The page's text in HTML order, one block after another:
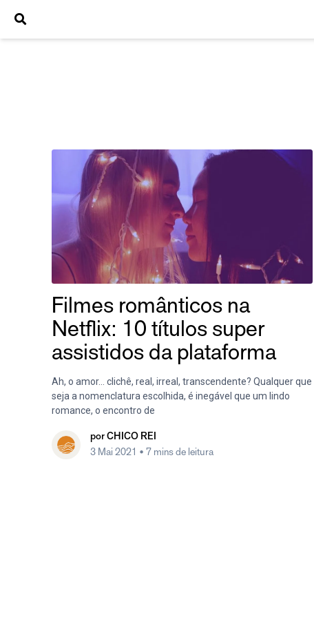
Filmes românticos na
Netflix: 10 títulos super
assistidos da plataforma
Ah, o amor… clichê, real, irreal, transcendente? Qualquer que
seja a nomenclatura escolhida, é inegável que um lindo
romance, o encontro de
por CHICO REI
3 Mai 2021 • 7 mins de leitura